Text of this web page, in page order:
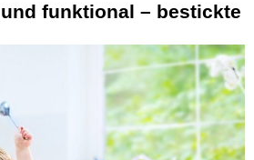
funktional – bestickte